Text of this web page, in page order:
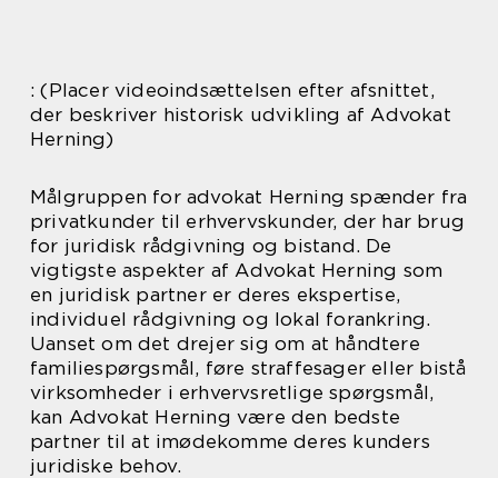
: (Placer videoindsættelsen efter afsnittet,
der beskriver historisk udvikling af Advokat
Herning)
Målgruppen for advokat Herning spænder fra
privatkunder til erhvervskunder, der har brug
for juridisk rådgivning og bistand. De
vigtigste aspekter af Advokat Herning som
en juridisk partner er deres ekspertise,
individuel rådgivning og lokal forankring.
Uanset om det drejer sig om at håndtere
familiespørgsmål, føre straffesager eller bistå
virksomheder i erhvervsretlige spørgsmål,
kan Advokat Herning være den bedste
partner til at imødekomme deres kunders
juridiske behov.